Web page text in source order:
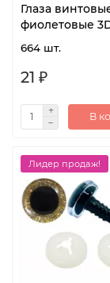
Глаза
фиолетовые
664 шт.
21 ₽
В
Лидер продаж!